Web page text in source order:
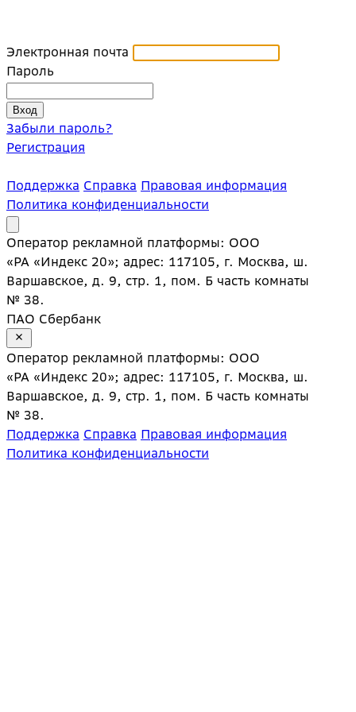
Электронная почта
Пароль
Забыли пароль?
Регистрация
Поддержка Справка Правовая информация
Политика конфиденциальности
Оператор рекламной платформы: ООО
«РА «Индекс 20»; адрес: 117105, г. Москва, ш.
Варшавское, д. 9, стр. 1, пом. Б часть комнаты
№ 38.
ПАО Сбербанк
Оператор рекламной платформы: ООО
«РА «Индекс 20»; адрес: 117105, г. Москва, ш.
Варшавское, д. 9, стр. 1, пом. Б часть комнаты
№ 38.
Поддержка Справка Правовая информация
Политика конфиденциальности